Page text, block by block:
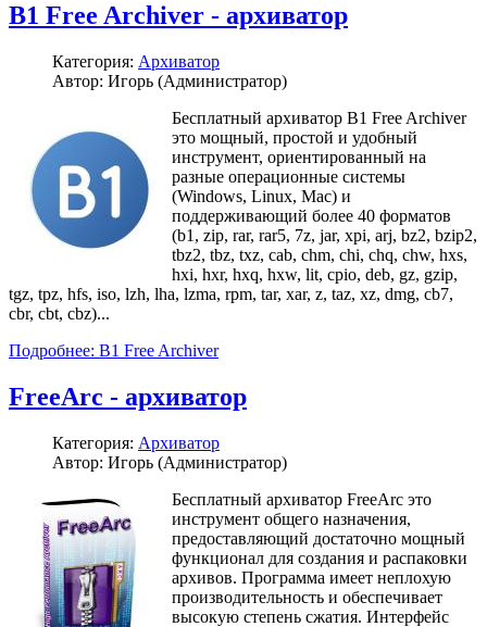
B1 Free Archiver - архиватор
Категория: Архиватор
Автор: Игорь (Администратор)
Бесплатный архиватор B1 Free Archiver
это мощный, простой и удобный
инструмент, ориентированный на
разные операционные системы
(Windows, Linux, Mac) и
поддерживающий более 40 форматов
(b1, zip, rar, rar5, 7z, jar, xpi, arj, bz2, bzip2,
tbz2, tbz, txz, cab, chm, chi, chq, chw, hxs,
hxi, hxr, hxq, hxw, lit, cpio, deb, gz, gzip,
tgz, tpz, hfs, iso, lzh, lha, lzma, rpm, tar, xar, z, taz, xz, dmg, cb7,
cbr, cbt, cbz)...
Подробнее: B1 Free Archiver
FreeArc - архиватор
Категория: Архиватор
Автор: Игорь (Администратор)
Бесплатный архиватор FreeArc это
инструмент общего назначения,
предоставляющий достаточно мощный
функционал для создания и распаковки
архивов. Программа имеет неплохую
производительность и обеспечивает
высокую степень сжатия. Интерфейс